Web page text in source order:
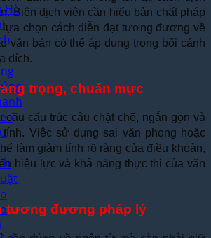
HàBiên dịch viên cần hiểu bản chất pháp
lựa chọn cách diễn đạt tương đương về
văn bản có thể áp dụng trong bối cảnh
đích.
trọng, chuẩn mực
cầu cấu trúc câu chặt chẽ, ngắn gọn và
tính. Việc sử dụng sai văn phong hoặc
làm giảm tính rõ ràng của điều khoản,
hiệu lực và khả năng thực thi của văn
tương đương pháp lý